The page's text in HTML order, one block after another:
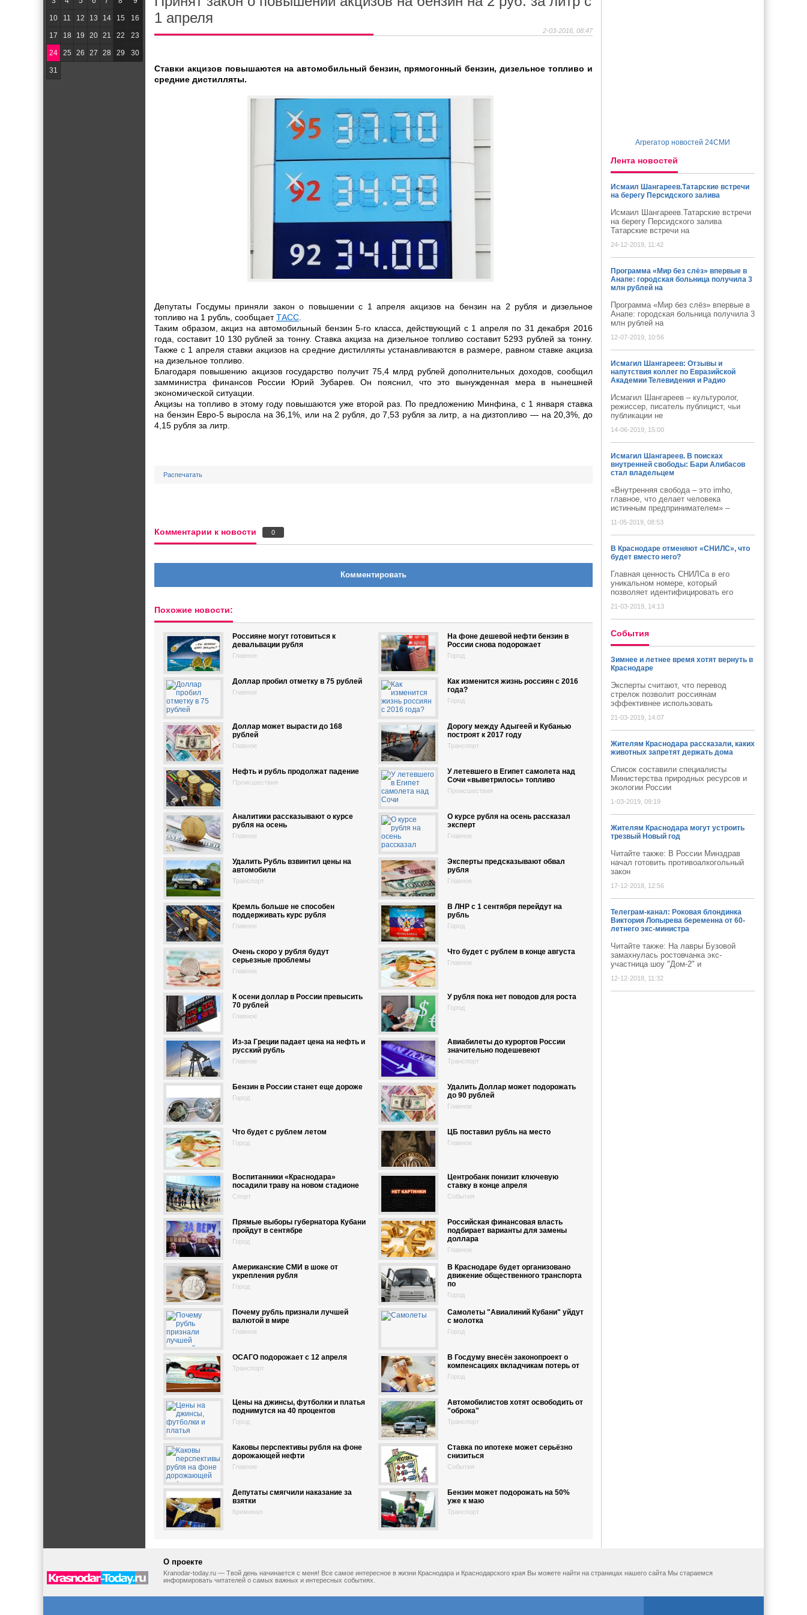
1 апреля
2-03-2016, 08:47
Ставки акцизов повышаются на автомобильный бензин, прямогонный бензин, дизельное топливо и
средние дистилляты.
Депутаты Госдумы приняли закон о повышении с 1 апреля акцизов на бензин на 2 рубля и дизельное
топливо на 1 рубль, сообщаетТАСС
Таким образом, акциз на автомобильный бензин 5-го класса, действующий с 1 апреля по 31 декабря 2016
года, составит 10 130 рублей за тонну. Ставка акциза на дизельное топливо составит 5293 рублей за тонну.
Также с 1 апреля ставки акцизов на средние дистилляты устанавливаются в размере, равном ставке акциза
на дизельное топливо.
Благодаря повышению акцизов государство получит 75,4 млрд рублей дополнительных доходов, сообщил
замминистра финансов России Юрий Зубарев. Он пояснил, что это вынужденная мера в нынешней
экономической ситуации.
Акцизы на топливо в этому году повышаются уже второй раз. По предложению Минфина, с 1 января ставка
на бензин Евро-5 выросла на 36,1%, или на 2 рубля, до 7,53 рубля за литр, а на дизтопливо — на 20,3%, до
4,15 рубля за литр.
Распечатать
Комментарии к новости 0
Комментировать
Похожие новости:
Россияне могут готовиться к
девальвации рубля
Главное
На фоне дешевой нефти бензин в
России снова подорожает
Город
Доллар пробил отметку в 75 рублей
Главное
Как изменится жизнь россиян с 2016
года?
Город
Доллар может вырасти до 168
рублей
Главное
Дорогу между Адыгеей и Кубанью
построят к 2017 году
Транспорт
Нефть и рубль продолжат падение
Происшествия
У летевшего в Египет самолета над
Сочи «выветрилось» топливо
Происшествия
Аналитики рассказывают о курсе
рубля на осень
Главное
О курсе рубля на осень рассказал
эксперт
Главное
Удалить Рубль взвинтил цены на
автомобили
Транспорт
Эксперты предсказывают обвал
рубля
Главное
Кремль больше не способен
поддерживать курс рубля
Главное
В ЛНР с 1 сентября перейдут на
рубль
Город
Очень скоро у рубля будут
серьезные проблемы
Главное
Что будет с рублем в конце августа
Главное
К осени доллар в России превысить
70 рублей
Главное
У рубля пока нет поводов для роста
Город
Из-за Греции падает цена на нефть и
русский рубль
Главное
Авиабилеты до курортов России
значительно подешевеют
Транспорт
Бензин в России станет еще дороже
Город
Удалить Доллар может подорожать
до 90 рублей
Главное
Что будет с рублем летом
Город
ЦБ поставил рубль на место
Главное
Воспитанники «Краснодара»
посадили траву на новом стадионе
Спорт
Центробанк понизит ключевую
ставку в конце апреля
События
Прямые выборы губернатора Кубани
пройдут в сентябре
Город
Российская финансовая власть
подбирает варианты для замены
доллара
Главное
Американские СМИ в шоке от
укрепления рубля
Город
В Краснодаре будет организовано
движение общественного транспорта
по
Город
Почему рубль признали лучшей
валютой в мире
Главное
Самолеты "Авиалиний Кубани" уйдут
с молотка
Город
ОСАГО подорожает с 12 апреля
Транспорт
В Госдуму внесён законопроект о
компенсациях вкладчикам потерь от
Город
Цены на джинсы, футболки и платья
поднимутся на 40 процентов
Город
Автомобилистов хотят освободить от
"оброка"
Транспорт
Каковы перспективы рубля на фоне
дорожающей нефти
Главное
Ставка по ипотеке может серьёзно
снизиться
События
Депутаты смягчили наказание за
взятки
Криминал
Бензин может подорожать на 50%
уже к маю
Транспорт
10 11 12 13 14 15 16
17 18 19 20 21 22 23
24 25 26 27 28 29 30
31
Агрегатор новостей 24СМИ
Лента новостей
Исмаил Шангареев.Татарские встречи
на берегу Персидского залива
Исмаил Шангареев.Татарские встречи
на берегу Персидского залива
Татарские встречи на
24-12-2019, 11:42
Программа «Мир без слёз» впервые в
Анапе: городская больница получила 3
млн рублей на
Программа «Мир без слёз» впервые в
Анапе: городская больница получила 3
млн рублей на
12-07-2019, 10:56
Исмагил Шангареев: Отзывы и
напутствия коллег по Евразийской
Академии Телевидения и Радио
Исмагил Шангареев – культуролог,
режиссер, писатель публицист, чьи
публикации не
14-06-2019, 15:00
Исмагил Шангареев. В поисках
внутренней свободы: Бари Алибасов
стал владельцем
«Внутренняя свобода – это imho,
главное, что делает человека
истинным предпринимателем» –
11-05-2019, 08:53
В Краснодаре отменяют «СНИЛС», что
будет вместо него?
Главная ценность СНИЛСа в его
уникальном номере, который
позволяет идентифицировать его
21-03-2019, 14:13
Cобытия
Зимнее и летнее время хотят вернуть в
Краснодаре
Эксперты считают, что перевод
стрелок позволит россиянам
эффективнее использовать
21-03-2019, 14:07
Жителям Краснодара рассказали, каких
животных запретят держать дома
Список составили специалисты
Министерства природных ресурсов и
экологии России
1-03-2019, 09:19
Жителям Краснодара могут устроить
трезвый Новый год
Читайте также: В России Минздрав
начал готовить противоалкогольный
закон
17-12-2018, 12:56
Телеграм-канал: Роковая блондинка
Виктория Лопырева беременна от 60-
летнего экс-министра
Читайте также: На лавры Бузовой
замахнулась ростовчанка экс-
участница шоу "Дом-2" и
12-12-2018, 11:32
О проекте
Kranodar-today.ru — Твой день начинается с меня! Все самое интересное в жизни Краснодара и Краснодарского края Вы можете найти на страницах нашего сайта Мы стараемся
информировать читателей о самых важных и интересных событиях.